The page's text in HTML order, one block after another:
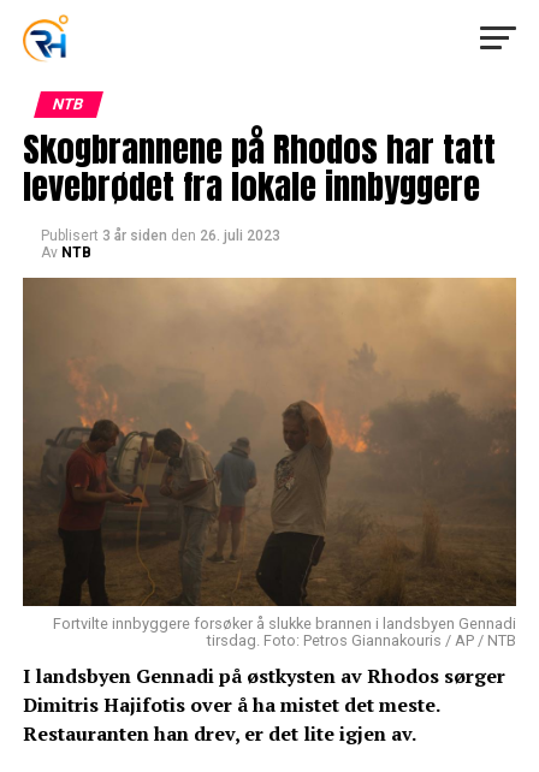
NTB
Skogbrannene på Rhodos har tatt
levebrødet fra lokale innbyggere
Publisert 3 år siden den 26. juli 2023
Av NTB
Fortvilte innbyggere forsøker å slukke brannen i landsbyen Gennadi
tirsdag. Foto: Petros Giannakouris / AP / NTB
I landsbyen Gennadi på østkysten av Rhodos sørger
Dimitris Hajifotis over å ha mistet det meste.
Restauranten han drev, er det lite igjen av.